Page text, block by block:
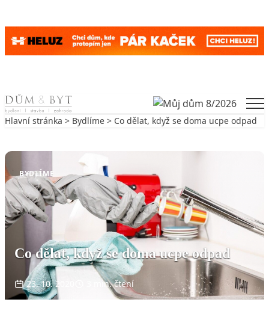
Skip to content
Hlavní stránka > Bydlíme > Co dělat, když se doma ucpe odpad
BYDLÍME
Co dělat, když se doma ucpe odpad
23. 10. 2020 3 min. čtení